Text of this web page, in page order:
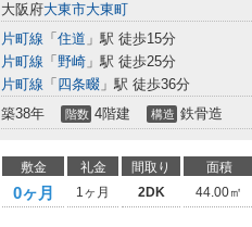
大阪府大東市大東町
片町線 「 住道 」駅 徒歩15分
片町線 「 野崎 」駅 徒歩25分
片町線 「 四条畷 」駅 徒歩36分
築38年 階数 4階建 構造 鉄骨造
敷金 礼金 間取り 面積
0ヶ月 1ヶ月 2DK 44.00㎡